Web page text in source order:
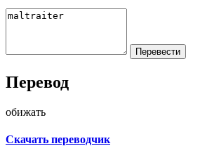
Перевод
обижать
Скачать переводчик